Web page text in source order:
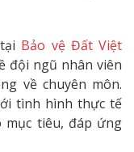
Bảo vệ Đất Việt
đội ngũ nhân viên
về chuyên môn.
tình hình thực tế
mục tiêu, đáp ứng